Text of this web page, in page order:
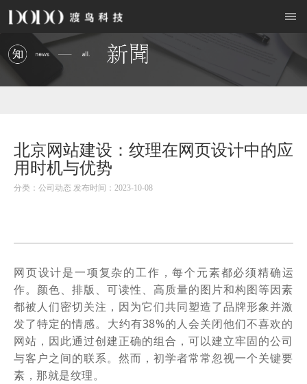
北京网站建设：纹理在网页设计中的应
用时机与优势
分类：公司动态 发布时间：2023-10-08
网页设计是一项复杂的工作，每个元素都必须精确运
作。颜色、排版、可读性、高质量的图片和构图等因素
都被人们密切关注，因为它们共同塑造了品牌形象并激
发了特定的情感。大约有38%的人会关闭他们不喜欢的
网站，因此通过创建正确的组合，可以建立牢固的公司
与客户之间的联系。然而，初学者常常忽视一个关键要
素，那就是纹理。